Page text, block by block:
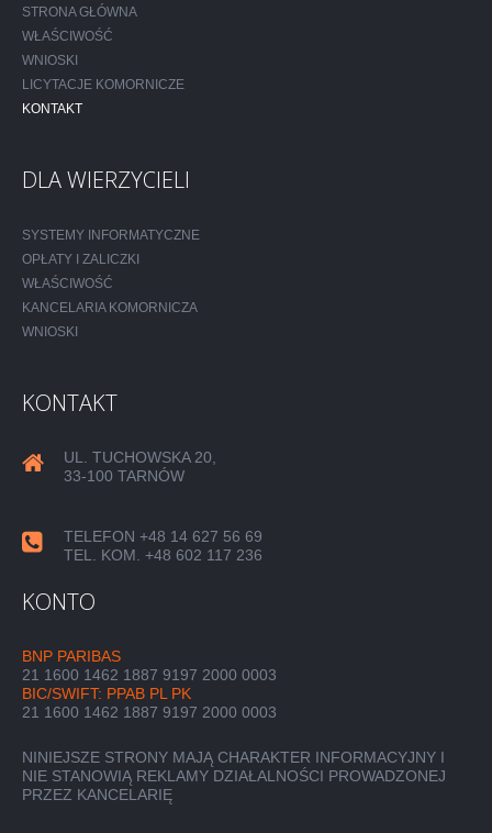
STRONA GŁÓWNA
WŁAŚCIWOŚĆ
WNIOSKI
LICYTACJE KOMORNICZE
KONTAKT
DLA WIERZYCIELI
SYSTEMY INFORMATYCZNE
OPŁATY I ZALICZKI
WŁAŚCIWOŚĆ
KANCELARIA KOMORNICZA
WNIOSKI
KONTAKT
UL. TUCHOWSKA 20,
33-100 TARNÓW
TELEFON +48 14 627 56 69
TEL. KOM. +48 602 117 236
KONTO
BNP PARIBAS
21 1600 1462 1887 9197 2000 0003
BIC/SWIFT: PPAB PL PK
21 1600 1462 1887 9197 2000 0003
NINIEJSZE STRONY MAJĄ CHARAKTER INFORMACYJNY I
NIE STANOWIĄ REKLAMY DZIAŁALNOŚCI PROWADZONEJ
PRZEZ KANCELARIĘ